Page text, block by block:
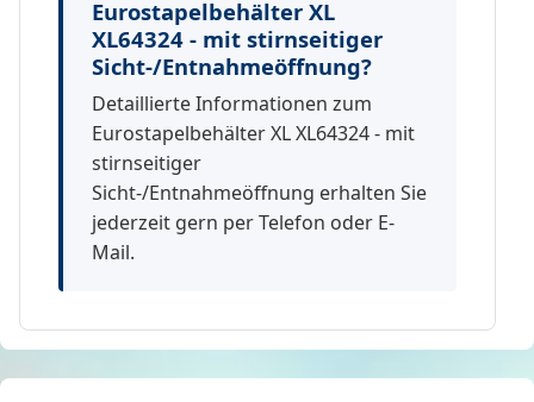
Eurostapelbehälter XL
XL64324 - mit stirnseitiger
Sicht-/Entnahmeöffnung?
Detaillierte Informationen zum
Eurostapelbehälter XL XL64324 - mit
stirnseitiger
Sicht-/Entnahmeöffnung erhalten Sie
jederzeit gern per Telefon oder E-
Mail.